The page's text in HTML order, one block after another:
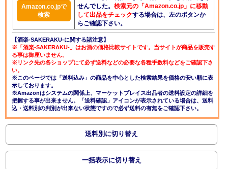
Amazon.co.jpで
検索
せんでした。 検索元の「Amazon.co.jp」に移動
して出品をチェックする場合は、左のボタンか
らご確認下さい。
【酒楽-SAKERAKU-に関する諸注意】
※「酒楽-SAKERAKU-」はお酒の価格比較サイトです。当サイトが商品を販売す
る事は御座いません。
※リンク先の各ショップにて必ず送料などの必要な各種手数料などをご確認下さ
い。
※このページでは「送料込み」の商品を中心とした検索結果を価格の安い順に表
示しております。
※Amazonはシステムの関係上、マーケットプレイス出品者の送料設定の詳細を
把握する事が出来ません。「送料確認」アイコンが表示されている場合は、送料
込・送料別の判別が出来ない状態ですので必ず送料の有無をご確認下さい。
送料別に切り替え
一括表示に切り替え